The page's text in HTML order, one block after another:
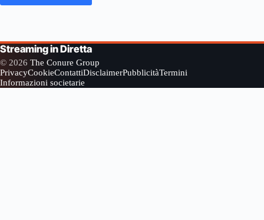
Streaming in Diretta
© 2026 The Conure Group
PrivacyCookieContattiDisclaimerPubblicitàTermini
Informazioni societarie